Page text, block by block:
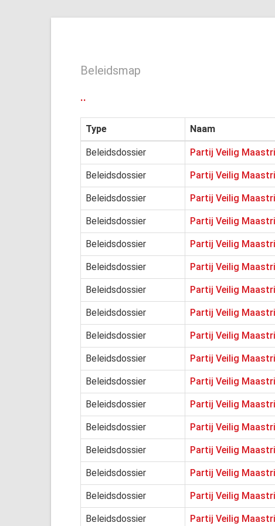
Beleidsmap
..
Type Naam
Beleidsdossier Partij Veilig
Beleidsdossier Partij Veilig
Beleidsdossier Partij Veilig
Beleidsdossier Partij Veilig
Beleidsdossier Partij Veilig
Beleidsdossier Partij Veilig
Beleidsdossier Partij Veilig
Beleidsdossier Partij Veilig
Beleidsdossier Partij Veilig
Beleidsdossier Partij Veilig
Beleidsdossier Partij Veilig
Beleidsdossier Partij Veilig
Beleidsdossier Partij Veilig
Beleidsdossier Partij Veilig
Beleidsdossier Partij Veilig
Beleidsdossier Partij Veilig
Beleidsdossier Partij Veilig